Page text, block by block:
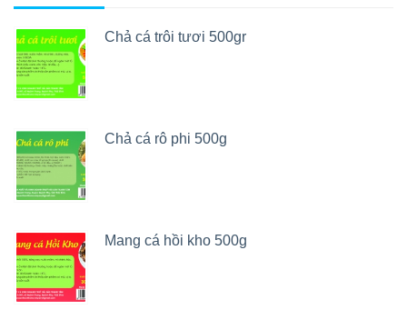
Chả cá trôi tươi 500gr
Chả cá rô phi 500g
Mang cá hồi kho 500g